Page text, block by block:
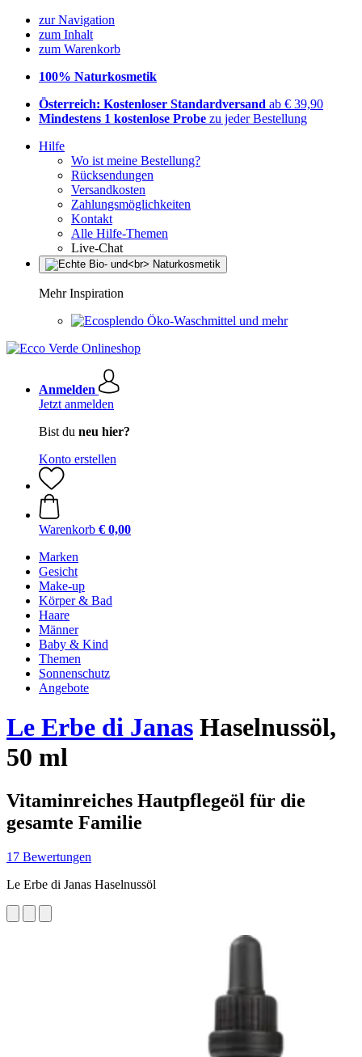
zur Navigation
zum Inhalt
zum Warenkorb
100% Naturkosmetik
Österreich: Kostenloser Standardversand ab € 39,90
Mindestens 1 kostenlose Probe zu jeder Bestellung
Hilfe
Wo ist meine Bestellung?
Rücksendungen
Versandkosten
Zahlungsmöglichkeiten
Kontakt
Alle Hilfe-Themen
Live-Chat
Mehr Inspiration
Öko-Waschmittel und mehr
Anmelden
Jetzt anmelden
Bist du neu hier?
Konto erstellen
Warenkorb € 0,00
Marken
Gesicht
Make-up
Körper & Bad
Haare
Männer
Baby & Kind
Themen
Sonnenschutz
Angebote
Le Erbe di Janas Haselnussöl,
50 ml
Vitaminreiches Hautpflegeöl für die
gesamte Familie
17 Bewertungen
Le Erbe di Janas Haselnussöl